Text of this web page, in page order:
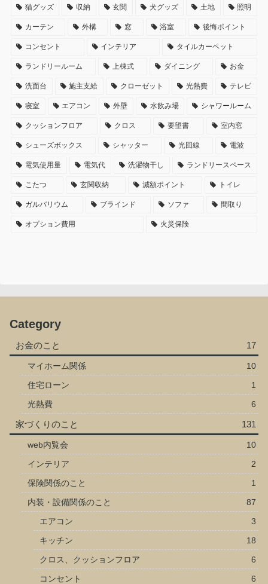
猫グッズ 収納 玄関 犬グッズ 土地 照明
カーテン 外構 窓 浴室 後悔ポイント
コンセント インテリア タイルカーペット
ランドリールーム 上棟式 ダイニング お金
洗面台 施主支給 クローゼット 光熱費 テレビ
寝室 エアコン 外壁 水飲み場 シャワールーム
クッションフロア クロス 要望書 室内窓
シューズボックス シャッター 光回線 電波
電気使用量 電気代 洗濯物干し ランドリースペース
こたつ 玄関収納 減額ポイント トイレ
ガルバリウム ブラインド ソファ 間取り
オプション費用 火災保険
Category
お金のこと 17
マイホーム関係
10
住宅ローン
1
光熱費
6
家づくりのこと 131
web内覧会
10
インテリア
2
保険関係のこと
1
内装・設備関係のこと
87
エアコン
3
キッチン
18
クロス、クッションフロア
6
コンセント
6